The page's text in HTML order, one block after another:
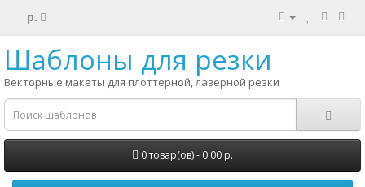
р.
Шаблоны для резки
Векторные макеты для плоттерной, лазерной резки
0 товар(ов) - 0.00 р.